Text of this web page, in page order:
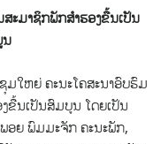
ະມາຊິກພັກສຳຮອງຂື້ນເປັນ
ໃຫຍ່ ຄະນະໂຄສະນາອົບຮົມ
ຂື້ນເປັນສົມບູນ ໂດຍເປັນ
ອຍ ພົມມະຈັກ ຄະນະພັກ,